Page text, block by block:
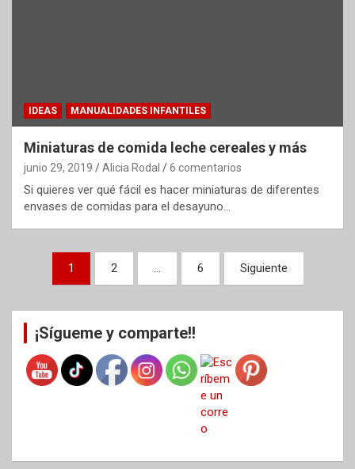
IDEAS MANUALIDADES INFANTILES
Miniaturas de comida leche cereales y más
junio 29, 2019 Alicia Rodal 6 comentarios
Si quieres ver qué fácil es hacer miniaturas de diferentes
envases de comidas para el desayuno…
Paginación
entradas
1 2 … 6 Siguiente
¡Sígueme y comparte!!